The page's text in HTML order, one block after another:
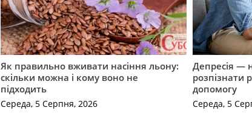
Як правильно вживати насіння льону:
скільки можна і кому воно не
підходить
Середа, 5 Серпня, 2026
Депресія —
розпізнати
допомогу
Середа, 5